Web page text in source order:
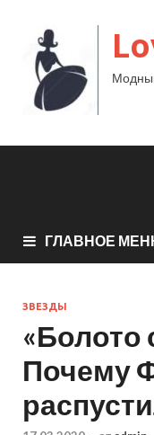
ГЛАВНОЕ
ЗВЕЗДЫ
«Болото
Почему